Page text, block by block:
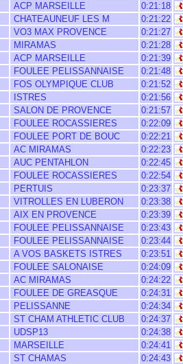
ACP MARSEILLE
0:21:18
CHATEAUNEUF LES M
0:21:22
VO3 MAX PROVENCE
0:21:27
MIRAMAS
0:21:28
ACP MARSEILLE
0:21:39
FOULEE PELISSANNAISE
0:21:48
FOS OLYMPIQUE CLUB
0:21:52
ISTRES
0:21:56
SALON DE PROVENCE
0:21:57
FOULEE ROCASSIERES
0:22:09
FOULEE PORT DE BOUC
0:22:21
AC MIRAMAS
0:22:23
AUC PENTAHLON
0:22:45
FOULEE ROCASSIERES
0:22:54
PERTUIS
0:23:37
VITROLLES EN LUBERON
0:23:38
AIX EN PROVENCE
0:23:39
FOULEE PELISSANNAISE
0:23:43
FOULEE PELISSANNAISE
0:23:44
A VOS BASKETS ISTRES
0:23:51
FOULEE SALONAISE
0:24:09
AC MIRAMAS
0:24:22
FOULEE DE GREASQUE
0:24:31
PELISSANNE
0:24:34
ST CHAM ATHLETIC CLUB
0:24:37
UDSP13
0:24:38
MARSEILLE
0:24:41
ST CHAMAS
0:24:43